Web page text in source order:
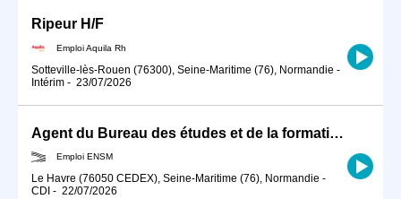
Ripeur H/F
Emploi Aquila Rh
Sotteville-lès-Rouen (76300), Seine-Maritime (76), Normandie -
Intérim - 23/07/2026
Agent du Bureau des études et de la formation (BEF)
Emploi ENSM
Le Havre (76050 CEDEX), Seine-Maritime (76), Normandie -
CDI - 22/07/2026